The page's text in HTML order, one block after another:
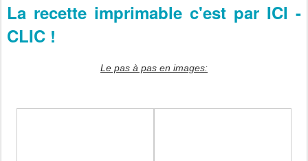
La recette imprimable c'est par ICI -
CLIC !
Le pas à pas en images: